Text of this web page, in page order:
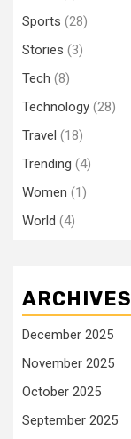
Sports (28)
Stories (3)
Tech (8)
Technology (28)
Travel (18)
Trending (4)
Women (1)
World (4)
ARCHIVES
December 2025
November 2025
October 2025
September 2025